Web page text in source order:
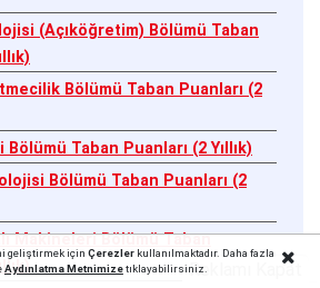
(Açıköğretim) Bölümü Taban
Bölümü Taban Puanları (2
Taban Puanları (2 Yıllık)
Bölümü Taban Puanları (2
Makineleri Bölümü Taban
geliştirmek için Çerezlerkullanılmaktadır. Daha fazla
Aydınlatma Metnimizetıklayabilirsiniz.Reklamı Kapat